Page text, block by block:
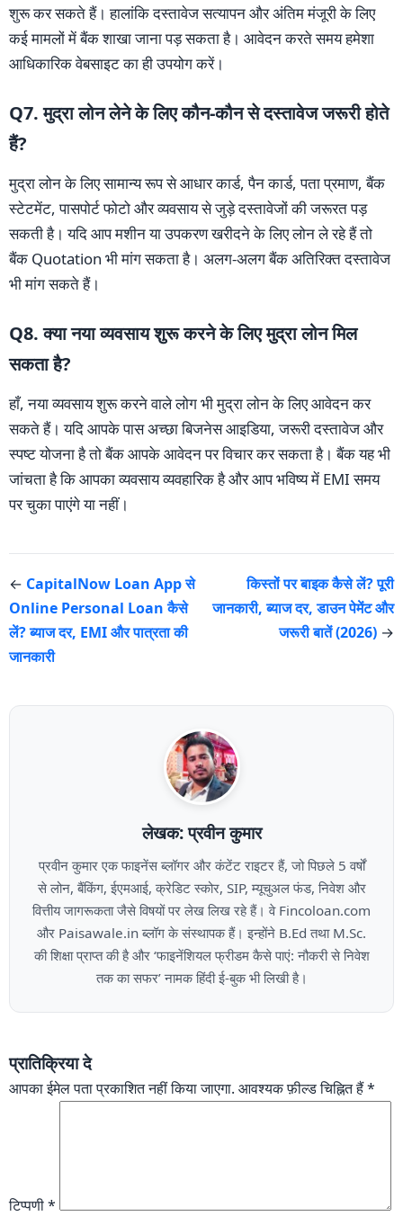
शुरू कर सकते हैं। हालांकि दस्तावेज सत्यापन और अंतिम मंजूरी के लिए
कई मामलों में बैंक शाखा जाना पड़ सकता है। आवेदन करते समय हमेशा
आधिकारिक वेबसाइट का ही उपयोग करें।
Q7. मुद्रा लोन लेने के लिए कौन-कौन से दस्तावेज जरूरी होते
हैं?
मुद्रा लोन के लिए सामान्य रूप से आधार कार्ड, पैन कार्ड, पता प्रमाण, बैंक
स्टेटमेंट, पासपोर्ट फोटो और व्यवसाय से जुड़े दस्तावेजों की जरूरत पड़
सकती है। यदि आप मशीन या उपकरण खरीदने के लिए लोन ले रहे हैं तो
बैंक Quotation भी मांग सकता है। अलग-अलग बैंक अतिरिक्त दस्तावेज
भी मांग सकते हैं।
Q8. क्या नया व्यवसाय शुरू करने के लिए मुद्रा लोन मिल
सकता है?
हाँ, नया व्यवसाय शुरू करने वाले लोग भी मुद्रा लोन के लिए आवेदन कर
सकते हैं। यदि आपके पास अच्छा बिजनेस आइडिया, जरूरी दस्तावेज और
स्पष्ट योजना है तो बैंक आपके आवेदन पर विचार कर सकता है। बैंक यह भी
जांचता है कि आपका व्यवसाय व्यवहारिक है और आप भविष्य में EMI समय
पर चुका पाएंगे या नहीं।
← CapitalNow Loan App से
Online Personal Loan कैसे
लें? ब्याज दर, EMI और पात्रता की
जानकारी
किस्तों पर बाइक कैसे लें? पूरी
जानकारी, ब्याज दर, डाउन पेमेंट और
जरूरी बातें (2026) →
लेखक: प्रवीन कुमार
प्रवीन कुमार एक फाइनेंस ब्लॉगर और कंटेंट राइटर हैं, जो पिछले 5 वर्षों
से लोन, बैंकिंग, ईएमआई, क्रेडिट स्कोर, SIP, म्यूचुअल फंड, निवेश और
वित्तीय जागरूकता जैसे विषयों पर लेख लिख रहे हैं। वे Fincoloan.com
और Paisawale.in ब्लॉग के संस्थापक हैं। इन्होंने B.Ed तथा M.Sc.
की शिक्षा प्राप्त की है और ‘फाइनेंशियल फ्रीडम कैसे पाएं: नौकरी से निवेश
तक का सफर’ नामक हिंदी ई-बुक भी लिखी है।
प्रातिक्रिया दे
आपका ईमेल पता प्रकाशित नहीं किया जाएगा. आवश्यक फ़ील्ड चिह्नित हैं*
टिप्पणी*